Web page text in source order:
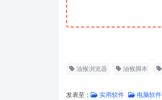
油猴浏览器 油猴脚本
发表至： 实用软件 电脑软件